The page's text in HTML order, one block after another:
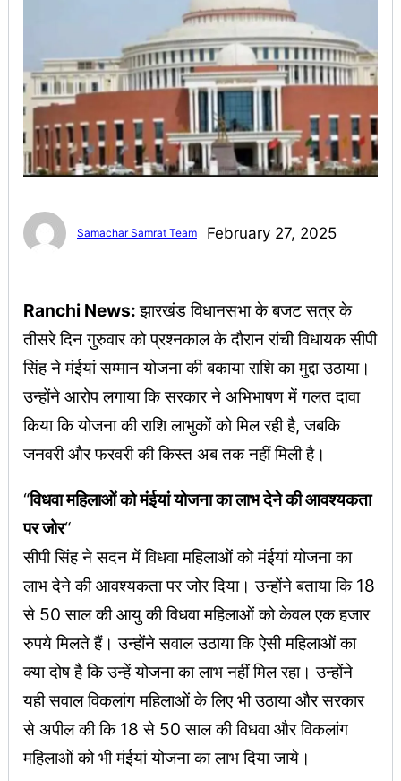
Samachar Samrat Team February 27, 2025
Ranchi News:झारखंड विधानसभा के बजट सत्र के
तीसरे दिन गुरुवार को प्रश्नकाल के दौरान रांची विधायक सीपी
सिंह ने मंईयां सम्मान योजना की बकाया राशि का मुद्दा उठाया।
उन्होंने आरोप लगाया कि सरकार ने अभिभाषण में गलत दावा
किया कि योजना की राशि लाभुकों को मिल रही है, जबकि
जनवरी और फरवरी की किस्त अब तक नहीं मिली है।
“विधवा महिलाओं को मंईयां योजना का लाभ देने की आवश्यकता
पर जोर“
सीपी सिंह ने सदन में विधवा महिलाओं को मंईयां योजना का
लाभ देने की आवश्यकता पर जोर दिया। उन्होंने बताया कि 18
से 50 साल की आयु की विधवा महिलाओं को केवल एक हजार
रुपये मिलते हैं। उन्होंने सवाल उठाया कि ऐसी महिलाओं का
क्या दोष है कि उन्हें योजना का लाभ नहीं मिल रहा। उन्होंने
यही सवाल विकलांग महिलाओं के लिए भी उठाया और सरकार
से अपील की कि 18 से 50 साल की विधवा और विकलांग
महिलाओं को भी मंईयां योजना का लाभ दिया जाये।